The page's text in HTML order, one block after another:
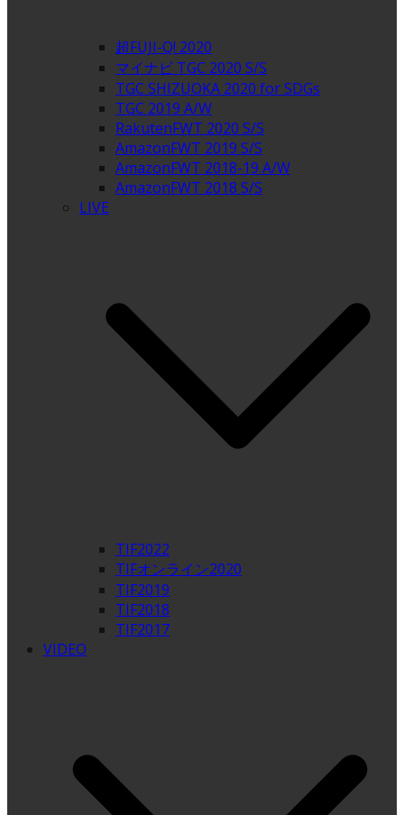
超FUJI-Q! 2020
マイナビ TGC 2020 S/S
TGC SHIZUOKA 2020 for SDGs
TGC 2019 A/W
RakutenFWT 2020 S/S
AmazonFWT 2019 S/S
AmazonFWT 2018-19 A/W
AmazonFWT 2018 S/S
LIVE
TIF2022
TIFオンライン2020
TIF2019
TIF2018
TIF2017
VIDEO